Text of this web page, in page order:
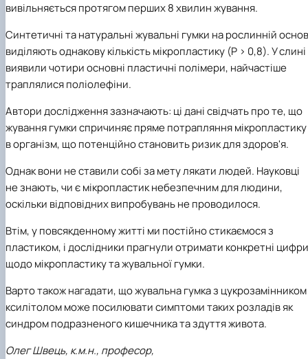
вивільняється протягом перших 8 хвилин жування.
Синтетичні та натуральні жувальні гумки на рослинній
виділяють однакову кількість мікропластику (P > 0,8). У слині
виявили чотири основні пластичні полімери, найчастіше
траплялися поліолефіни.
Автори дослідження зазначають: ці дані свідчать про те, що
жування гумки спричиняє пряме потрапляння мікропластику
в організм, що потенційно становить ризик для здоров'я.
Однак вони не ставили собі за мету лякати людей. Науковці
не знають, чи є мікропластик небезпечним для людини,
оскільки відповідних випробувань не проводилося.
Втім, у повсякденному житті ми постійно стикаємося з
пластиком, і дослідники прагнули отримати конкретні цифри
щодо мікропластику та жувальної гумки.
Варто також нагадати, що жувальна гумка з цукрозамінником
ксилітолом може посилювати симптоми таких розладів як
синдром подразненого кишечника та здуття живота.
Олег Швець, к.м.н., професор,